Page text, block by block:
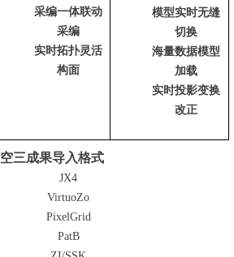
采编一体联动
采编
实时拓扑灵活
构面
模型实时无缝
切换
海量数据模型
加载
实时投影变换
改正
空三成果导入格式
JX4
VirtuoZo
PixelGrid
PatB